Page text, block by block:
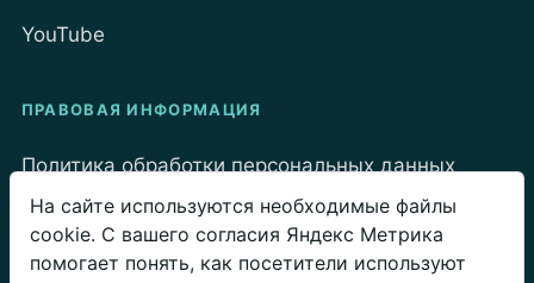
YouTube
ПРАВОВАЯ ИНФОРМАЦИЯ
Политика обработки персональных данных
Политика Cookie
На сайте используются необходимые файлы
cookie. С вашего согласия Яндекс Метрика
помогает понять, как посетители используют